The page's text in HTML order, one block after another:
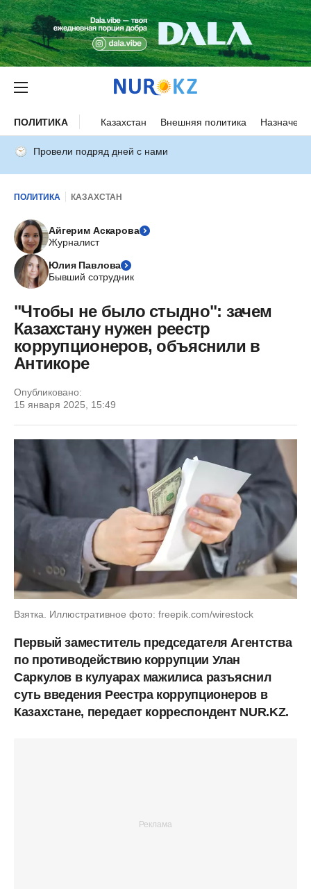
ПОЛИТИКА Казахстан Внешняя политика
Провели подряд дней с нами
ПОЛИТИКА КАЗАХСТАН
Айгерим Аскарова
Журналист
Юлия Павлова
Бывший сотрудник
"Чтобы не было стыдно": зачем
Казахстану нужен реестр
коррупционеров, объяснили в
Антикоре
Опубликовано:
15 января 2025, 15:49
Взятка. Иллюстративное фото: freepik.com/wirestock
Первый заместитель председателя Агентства
по противодействию коррупции Улан
Саркулов в кулуарах мажилиса разъяснил
суть введения Реестра коррупционеров в
Казахстане, передает корреспондент NUR.KZ.